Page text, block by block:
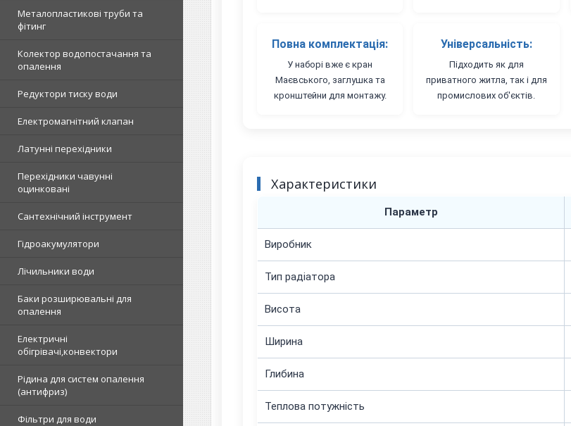
Металопластикові труби та
фітинг
Колектор водопостачання та
опалення
Редуктори тиску води
Електромагнітний клапан
Латунні перехідники
Перехідники чавунні
оцинковані
Сантехнічний інструмент
Гідроакумулятори
Лічильники води
Баки розширювальні для
опалення
Електричні
обігрівачі,конвектори
Рідина для систем опалення
(антифриз)
Фільтри для води
Повна комплектація:
У наборі вже є кран
Маєвського, заглушка та
кронштейни для монтажу.
Універсальність:
Підходить як для
приватного житла, так і для
промислових об'єктів.
Характеристики
Параметр
Виробник
Тип радіатора
Висота
Ширина
Глибина
Теплова потужність